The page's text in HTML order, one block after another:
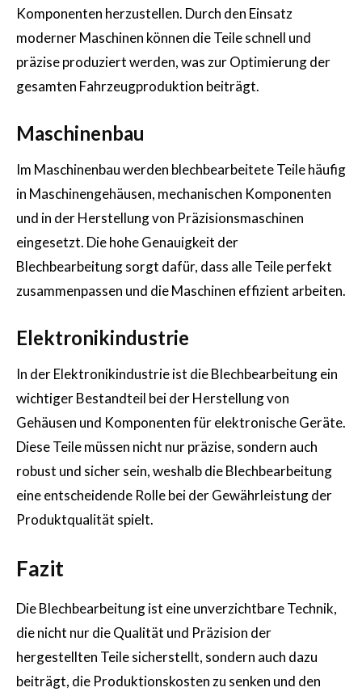
Komponenten herzustellen. Durch den Einsatz
moderner Maschinen können die Teile schnell und
präzise produziert werden, was zur Optimierung der
gesamten Fahrzeugproduktion beiträgt.
Maschinenbau
Im Maschinenbau werden blechbearbeitete Teile häufig
in Maschinengehäusen, mechanischen Komponenten
und in der Herstellung von Präzisionsmaschinen
eingesetzt. Die hohe Genauigkeit der
Blechbearbeitung sorgt dafür, dass alle Teile perfekt
zusammenpassen und die Maschinen effizient arbeiten.
Elektronikindustrie
In der Elektronikindustrie ist die Blechbearbeitung ein
wichtiger Bestandteil bei der Herstellung von
Gehäusen und Komponenten für elektronische Geräte.
Diese Teile müssen nicht nur präzise, sondern auch
robust und sicher sein, weshalb die Blechbearbeitung
eine entscheidende Rolle bei der Gewährleistung der
Produktqualität spielt.
Fazit
Die Blechbearbeitung ist eine unverzichtbare Technik,
die nicht nur die Qualität und Präzision der
hergestellten Teile sicherstellt, sondern auch dazu
beiträgt, die Produktionskosten zu senken und den